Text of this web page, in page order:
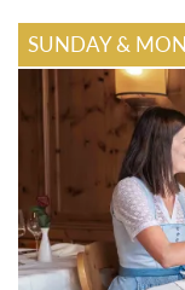
SUNDAY &